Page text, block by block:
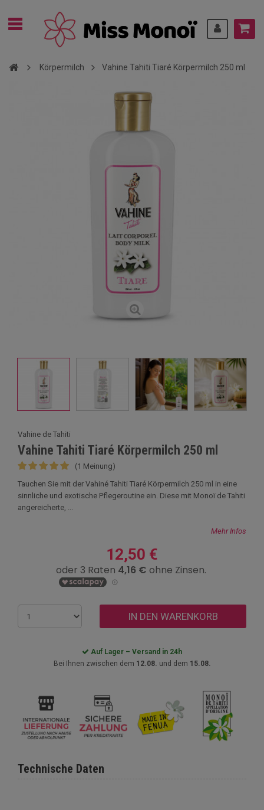
Körpermilch Vahine Tahiti Tiaré Körpermilch 250 ml
Vahine de Tahiti
Vahine Tahiti Tiaré Körpermilch 250 ml
(1 Meinung)
Tauchen Sie mit der Vahiné Tahiti Tiaré Körpermilch 250 ml in eine
sinnliche und exotische Pflegeroutine ein. Diese mit Monoï de Tahiti
angereicherte, ...
Mehr Infos
12,50 €
IN DEN WARENKORB
Auf Lager – Versand in 24h
Bei Ihnen zwischen dem 12.08. und dem 15.08.
Technische Daten